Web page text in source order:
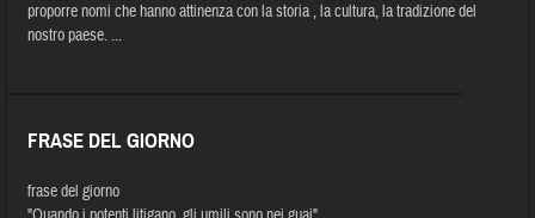
proporre nomi che hanno attinenza con la storia , la cultura, la tradizione del
nostro paese. ...
FRASE DEL GIORNO
frase del giorno